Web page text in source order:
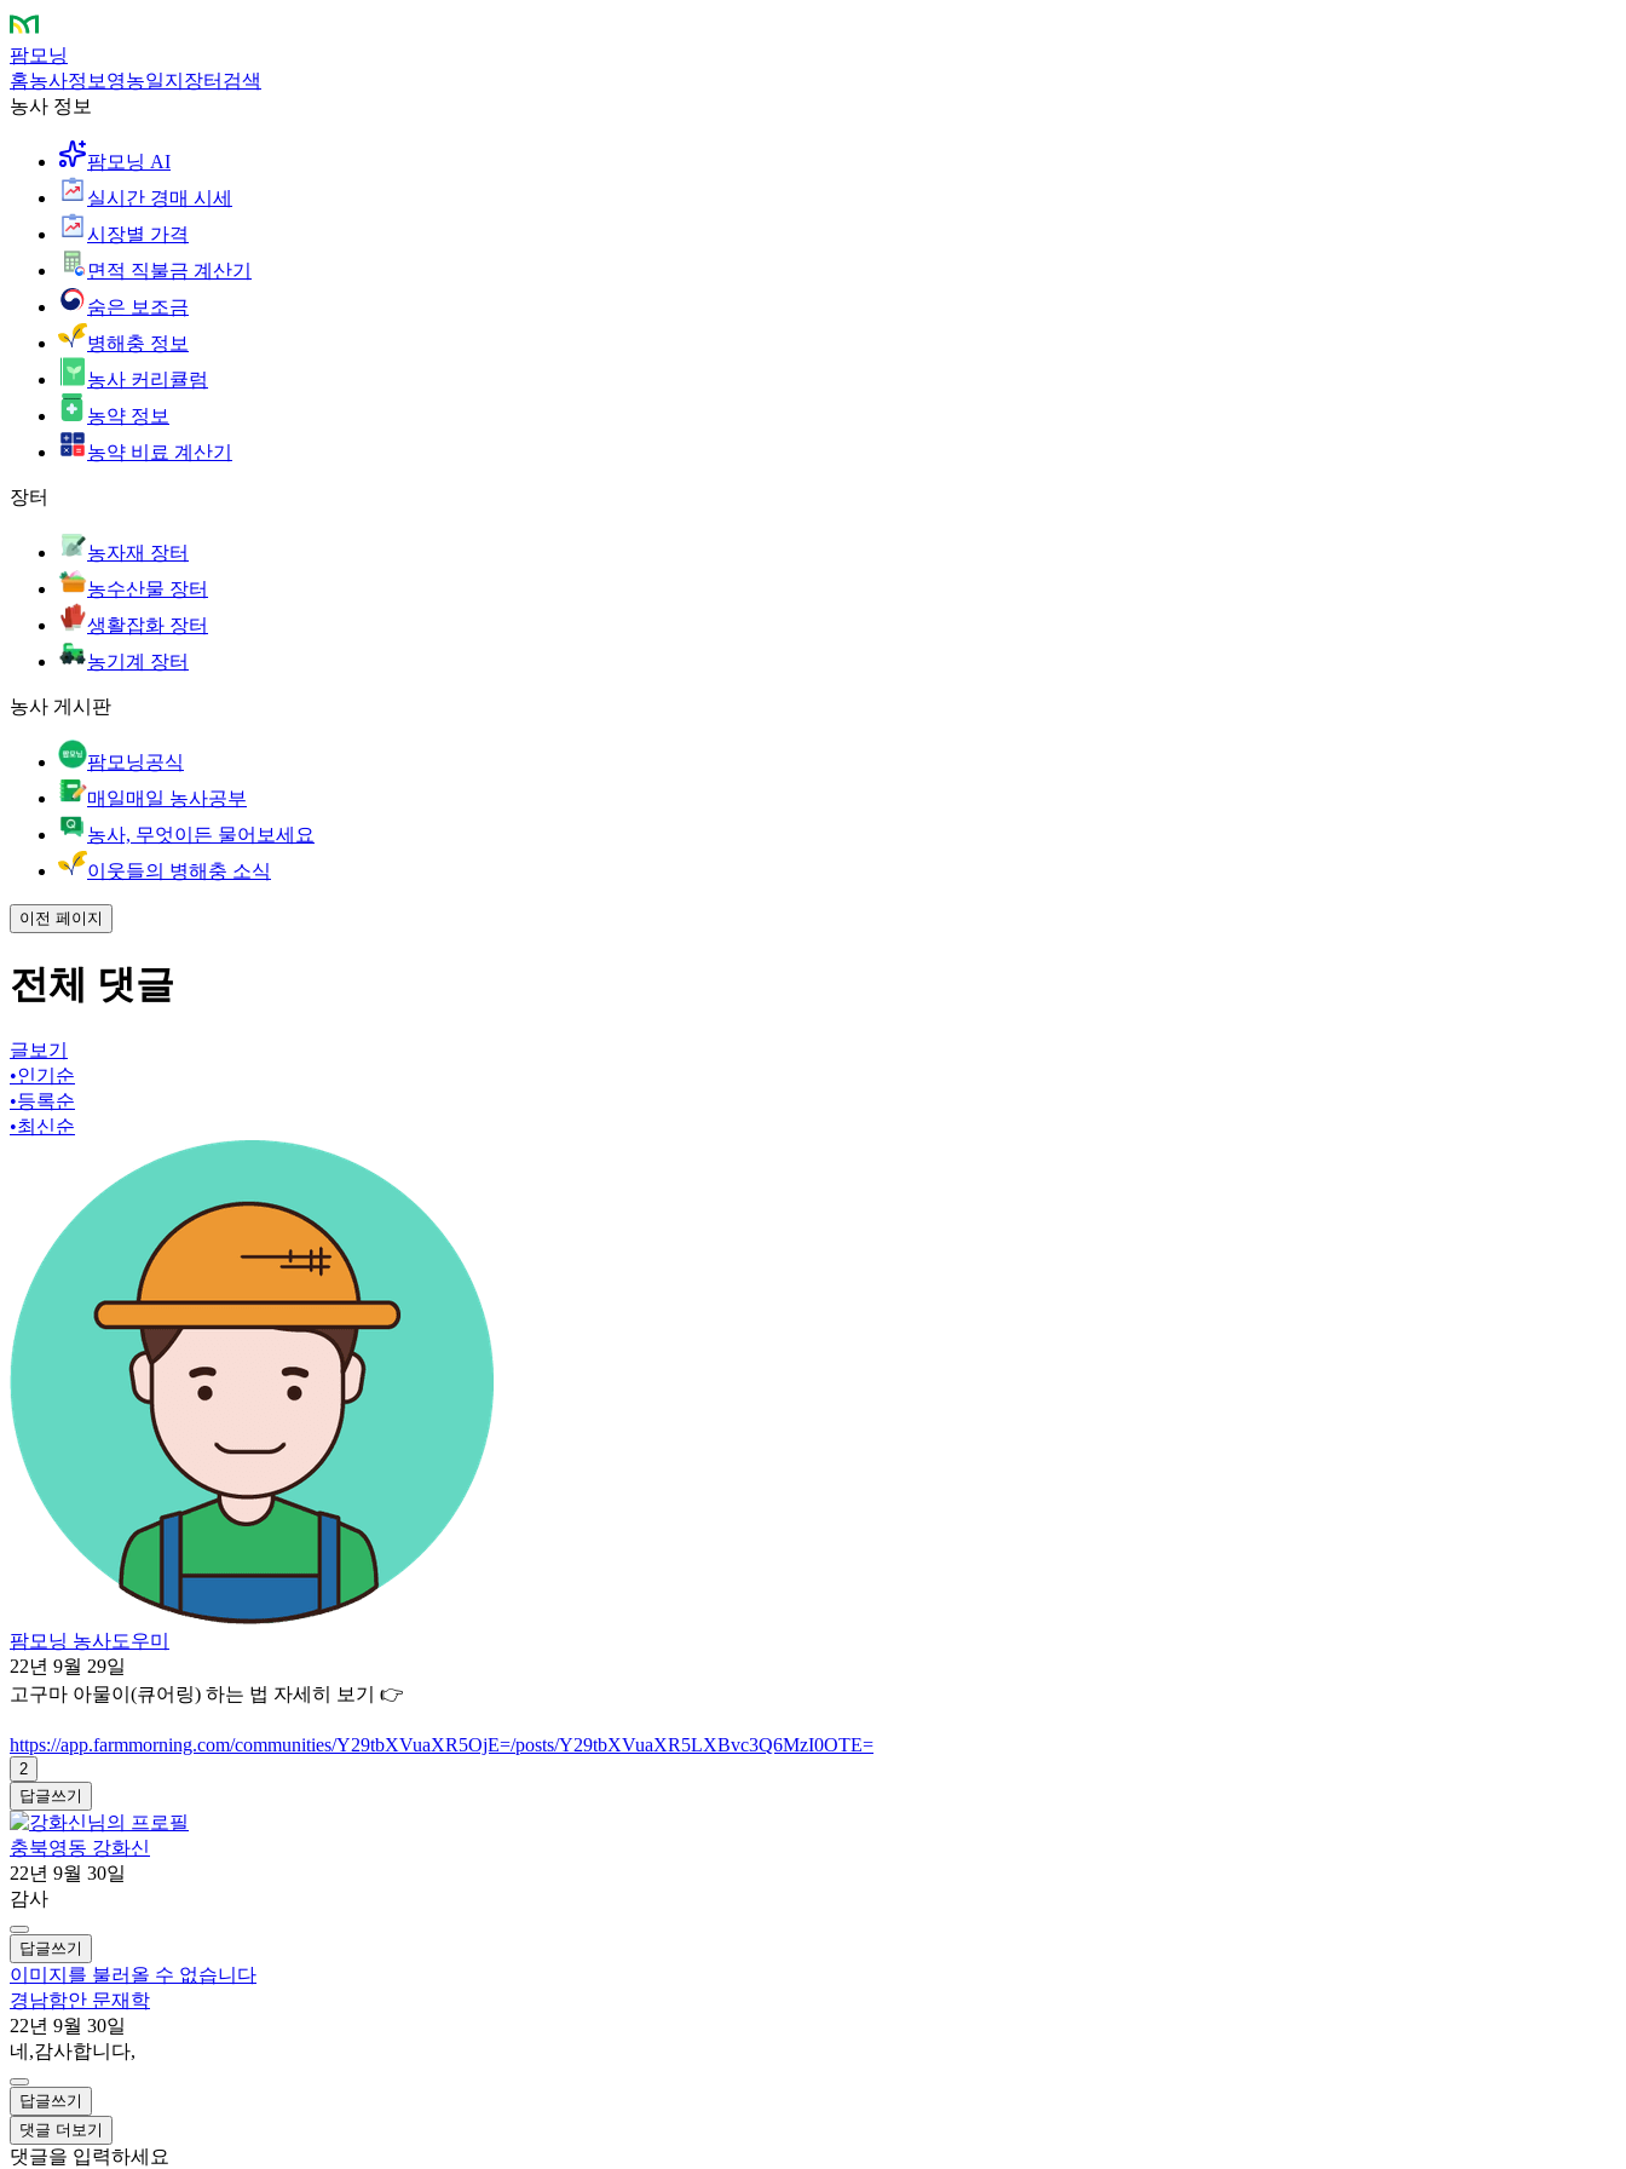
팜모닝
홈농사정보 영농일지 장터 검색
농사 정보
팜모닝 AI
실시간 경매 시세
시장별 가격
면적 직불금 계산기
숨은 보조금
병해충 정보
농사 커리큘럼
농약 정보
농약 비료 계산기
장터
농자재 장터
농수산물 장터
생활잡화 장터
농기계 장터
농사 게시판
팜모닝공식
매일매일 농사공부
농사, 무엇이든 물어보세요
이웃들의 병해충 소식
이전 페이지
전체 댓글
글보기
•인기순
•등록순
•최신순
팜모닝 농사도우미
22년 9월 29일
고구마 아물이(큐어링) 하는 법 자세히 보기 👉
https://app.farmmorning.com/communities/Y29tbXVuaXR5OjE=/posts/Y29tbXVuaXR5LXBvc3Q6MzI0OTE=
2
답글쓰기
충북영동 강화신
22년 9월 30일
감사
답글쓰기
이미지를 불러올 수 없습니다
경남함안 문재학
22년 9월 30일
네,감사합니다,
답글쓰기
댓글 더보기
댓글을 입력하세요